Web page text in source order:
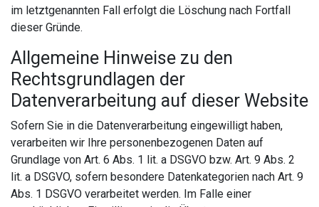
im letztgenannten Fall erfolgt die Löschung nach Fortfall
dieser Gründe.
Allgemeine Hinweise zu den
Rechtsgrundlagen der
Datenverarbeitung auf dieser Website
Sofern Sie in die Datenverarbeitung eingewilligt haben,
verarbeiten wir Ihre personenbezogenen Daten auf
Grundlage von Art. 6 Abs. 1 lit. a DSGVO bzw. Art. 9 Abs. 2
lit. a DSGVO, sofern besondere Datenkategorien nach Art. 9
Abs. 1 DSGVO verarbeitet werden. Im Falle einer